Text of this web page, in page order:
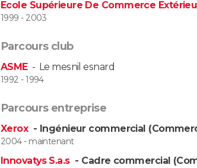
Ecole Supérieure De Commerce
1999 - 2003
Parcours club
ASME- Le mesnil esnard
1992 - 1994
Parcours entreprise
Xerox - Ingénieur commercial
2004 - maintenant
Innovatys S.a.s - Cadre commercial